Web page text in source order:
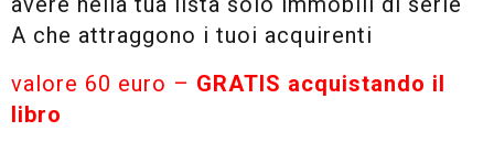
A che attraggono i tuoi acquirenti
valore 60 euro – GRATIS acquistando il
libro